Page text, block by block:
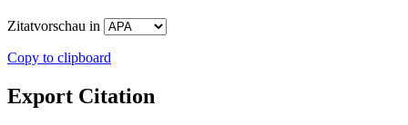
Zitatvorschau in
Copy to clipboard
Export Citation